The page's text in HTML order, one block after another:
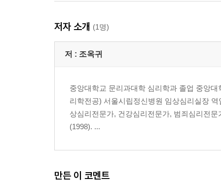
저자 소개 (1명)
저 : 조옥귀
중앙대학교 문리과대학 심리학과 졸업 중앙
리학전공) 서울시립정신병원 임상심리실장
상심리전문가, 건강심리전문가, 범죄심리전
(1998). ...
만든 이 코멘트